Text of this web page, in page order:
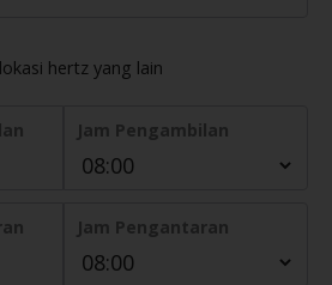
hertz yang lain
Jam Pengambilan
Jam Pengantaran